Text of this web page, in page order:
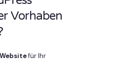
Vorhaben
für Ihr